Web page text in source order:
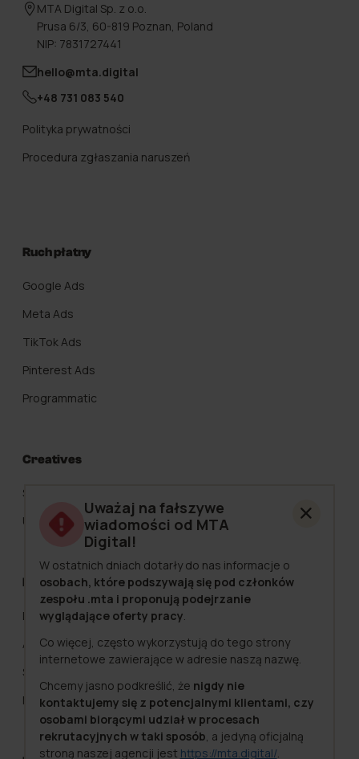
MTA Digital Sp. z o.o.
Prusa 6/3, 60-819 Poznan, Poland
NIP: 7831727441
hello@mta.digital
+48 731 083 540
Polityka prywatności
Procedura zgłaszania naruszeń
Ruch płatny
Google Ads
Meta Ads
TikTok Ads
Pinterest Ads
Programmatic
Creatives
Strategia Kreatywna
UGC
Pozostałe
Doradztwo marketingowe
Analityka e-commerce
SEO
Marketing Automation
Uważaj na fałszywe
wiadomości od MTA
Digital!
W ostatnich dniach dotarły do nas informacje o
osobach, które podszywają się pod członków
zespołu .mta i proponują podejrzanie
wyglądające oferty pracy
Co więcej, często wykorzystują do tego strony
internetowe zawierające w adresie naszą nazwę.
Chcemy jasno podkreślić, że nigdy nie
kontaktujemy się z potencjalnymi klientami, czy
osobami biorącymi udział w procesach
rekrutacyjnych w taki sposób , a jedyną oficjalną
stroną naszej agencji jest https://mta.digital/.